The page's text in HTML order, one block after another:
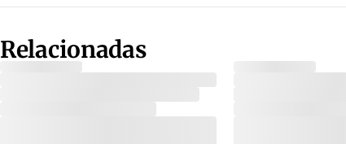
Relacionadas